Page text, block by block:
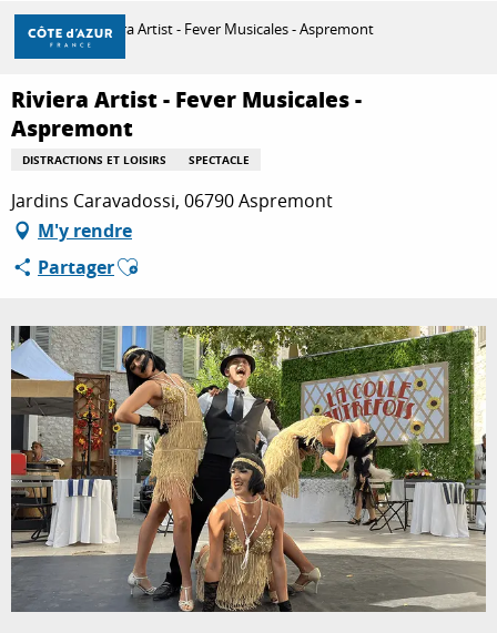
Aller
contenu
principal
DÉCOUVRIR
À FAIRE
SÉJOURNER
Accueil Riviera Artist - Fever Musicales - Aspremont
Riviera Artist - Fever Musicales -
Aspremont
DISTRACTIONS ET LOISIRS SPECTACLE
Jardins Caravadossi, 06790 Aspremont
M'y rendre
PartagerAjouter aux favoris